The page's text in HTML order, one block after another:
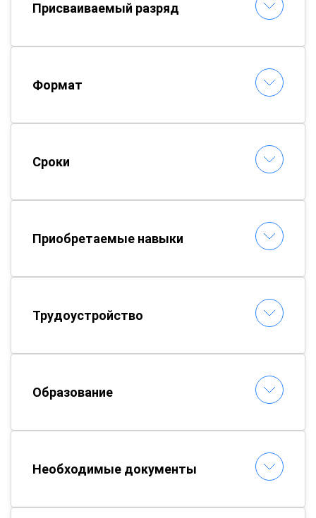
Присваиваемый разряд
Формат
Сроки
Приобретаемые навыки
Трудоустройство
Образование
Необходимые документы